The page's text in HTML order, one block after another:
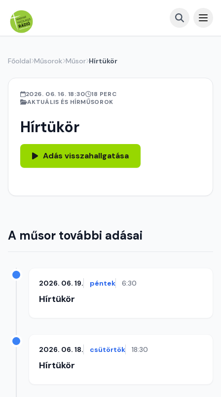
Főoldal Műsorok Műsor Hírtükör
2026. 06. 16. 18:30
18 PERC
AKTUÁLIS ÉS HÍRMŰSOROK
Hírtükör
Adás visszahallgatása
A műsor további adásai
2026. 06. 19. péntek 6:30
Hírtükör
2026. 06. 18. csütörtök 18:30
Hírtükör